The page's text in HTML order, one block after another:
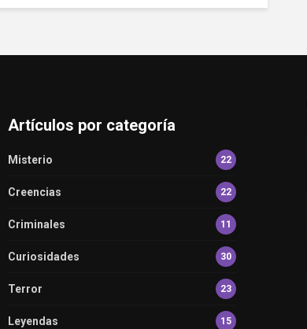
Artículos por categoría
Misterio 22
Creencias 22
Criminales 11
Curiosidades 30
Terror 23
Leyendas 15